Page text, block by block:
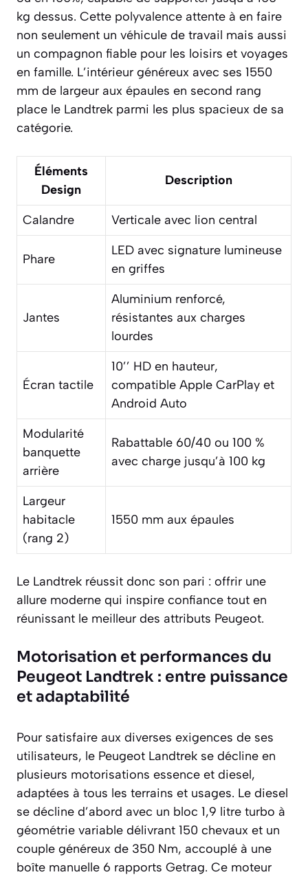
kg dessus. Cette polyvalence attente à en faire
non seulement un véhicule de travail mais aussi
un compagnon fiable pour les loisirs et voyages
en famille. L’intérieur généreux avec ses 1550
mm de largeur aux épaules en second rang
place le Landtrek parmi les plus spacieux de sa
catégorie.
Éléments
Design
Description
Calandre Verticale avec lion central
Phare
LED avec signature lumineuse
en griffes
Jantes
Aluminium renforcé,
résistantes aux charges
lourdes
Écran tactile
10’’ HD en hauteur,
compatible Apple CarPlay et
Android Auto
Modularité
banquette
arrière
Rabattable 60/40 ou 100 %
avec charge jusqu’à 100 kg
Largeur
habitacle
(rang 2)
1550 mm aux épaules
Le Landtrek réussit donc son pari : offrir une
allure moderne qui inspire confiance tout en
réunissant le meilleur des attributs Peugeot.
Motorisation et performances du
Peugeot Landtrek : entre puissance
et adaptabilité
Pour satisfaire aux diverses exigences de ses
utilisateurs, le Peugeot Landtrek se décline en
plusieurs motorisations essence et diesel,
adaptées à tous les terrains et usages. Le diesel
se décline d’abord avec un bloc 1,9 litre turbo à
géométrie variable délivrant 150 chevaux et un
couple généreux de 350 Nm, accouplé à une
boîte manuelle 6 rapports Getrag. Ce moteur